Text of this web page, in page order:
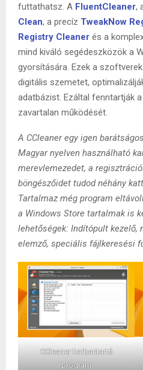
futtathatsz. A FluentCleaner,
Clean, a precíz TweakNow
Registry Cleaner és a
mind kiváló segédeszközök a
gyorsítására. Ezek a
digitális szemetet,
adatbázist. Ezáltal fenntartják
zavartalan működését.
A CCleaner egy igen
Magyar nyelven használható
merevlemezedet, a
böngészőidet tudod néhány
Tartalmaz még program
a Windows Store tartalmak is
lehetőségek: Indítópult kezelő,
elemző, speciális fájlkeresési
CCleaner karbantartó
program